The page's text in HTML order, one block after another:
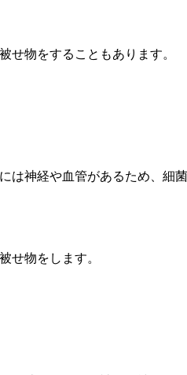
せ物をすることもあります。
は神経や血管があるため、
せ物をします。